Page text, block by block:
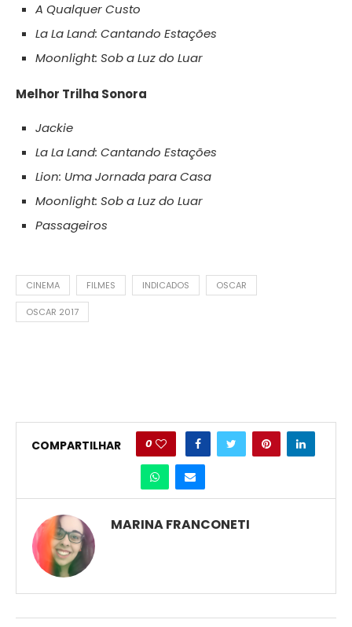
A Qualquer Custo
La La Land: Cantando Estações
Moonlight: Sob a Luz do Luar
Melhor Trilha Sonora
Jackie
La La Land: Cantando Estações
Lion: Uma Jornada para Casa
Moonlight: Sob a Luz do Luar
Passageiros
CINEMA FILMES INDICADOS OSCAR
OSCAR 2017
COMPARTILHAR 0
MARINA FRANCONETI